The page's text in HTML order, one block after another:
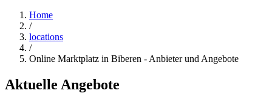
Home
/
locations
/
Online Marktplatz in Biberen - Anbieter und Angebote
Aktuelle Angebote